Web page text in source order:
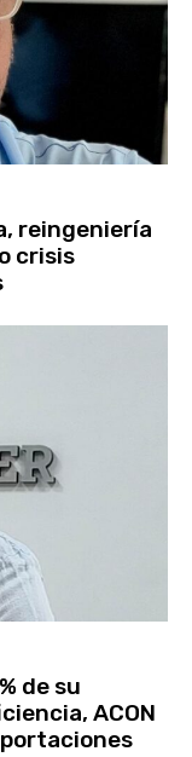
reingeniería
crisis
de su
ACON